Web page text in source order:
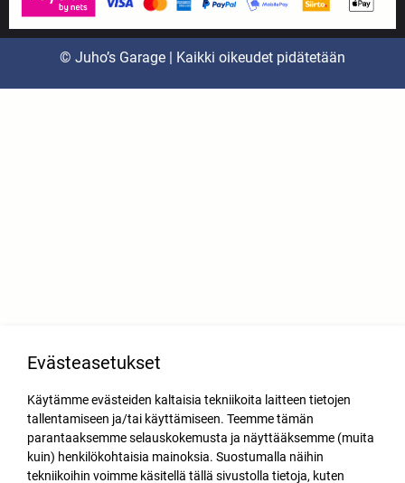
© Juho’s Garage | Kaikki oikeudet pidätetään
Evästeasetukset
Käytämme evästeiden kaltaisia tekniikoita laitteen tietojen
tallentamiseen ja/tai käyttämiseen. Teemme tämän
parantaaksemme selauskokemusta ja näyttääksemme (muita
kuin) henkilökohtaisia mainoksia. Suostumalla näihin
tekniikoihin voimme käsitellä tällä sivustolla tietoja, kuten